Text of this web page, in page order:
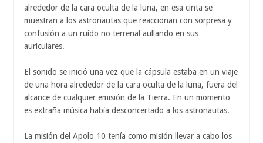
alrededor de la cara oculta de la luna, en esa cinta se
muestran a los astronautas que reaccionan con sorpresa y
confusión a un ruido no terrenal aullando en sus
auriculares.
El sonido se inició una vez que la cápsula estaba en un viaje
de una hora alrededor de la cara oculta de la luna, fuera del
alcance de cualquier emisión de la Tierra. En un momento
es extraña música había desconcertado a los astronautas.
La misión del Apolo 10 tenía como misión llevar a cabo los